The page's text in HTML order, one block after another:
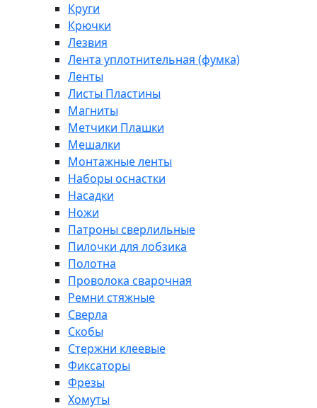
Круги
Крючки
Лезвия
Лента уплотнительная (фумка)
Ленты
Листы Пластины
Магниты
Метчики Плашки
Мешалки
Монтажные ленты
Наборы оснастки
Насадки
Ножи
Патроны сверлильные
Пилочки для лобзика
Полотна
Проволока сварочная
Ремни стяжные
Сверла
Скобы
Стержни клеевые
Фиксаторы
Фрезы
Хомуты